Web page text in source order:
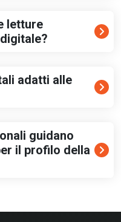
letture
adatti alle
guidano
il profilo della